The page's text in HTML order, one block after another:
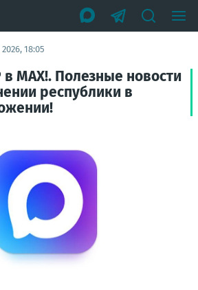
18:05
МАХ!. Полезные новости
республики в